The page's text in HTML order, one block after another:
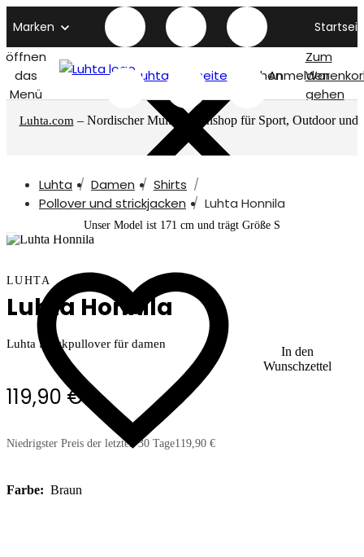
Marken
öffnen
das
Menü
Luhta titelseite SuchenAnmelden
Zum
gehen
Luhta.com – Nordischer Multimarkenshop für Sport, Outdoor und
Luhta Damen
Shirts
Pollover und strickjacken
Luhta Honnila
In den
Wunschzettel
Unser Model ist 171 cm und trägt Größe S
LUHTA
Luhta Honnila
Luhta Strickpullover für damen
119,90 €
Niedrigster Preis der letzten 30 Tage119,90 €
Farbe: Braun